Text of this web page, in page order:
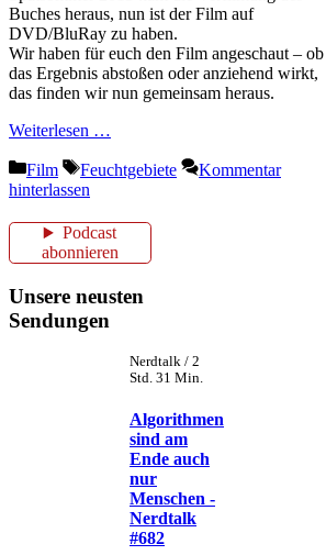
Buches heraus, nun ist der Film auf
DVD/BluRay zu haben.
Wir haben für euch den Film angeschaut – ob
das Ergebnis abstoßen oder anziehend wirkt,
das finden wir nun gemeinsam heraus.
Weiterlesen …
Kategorien
Film Schlagwörter
Feuchtgebiete
Kommentar
hinterlassen
Podcast
abonnieren
Unsere neusten
Sendungen
Nerdtalk / 2
Std. 31 Min.
Algorithmen
sind am
Ende auch
nur
Menschen -
Nerdtalk
#682